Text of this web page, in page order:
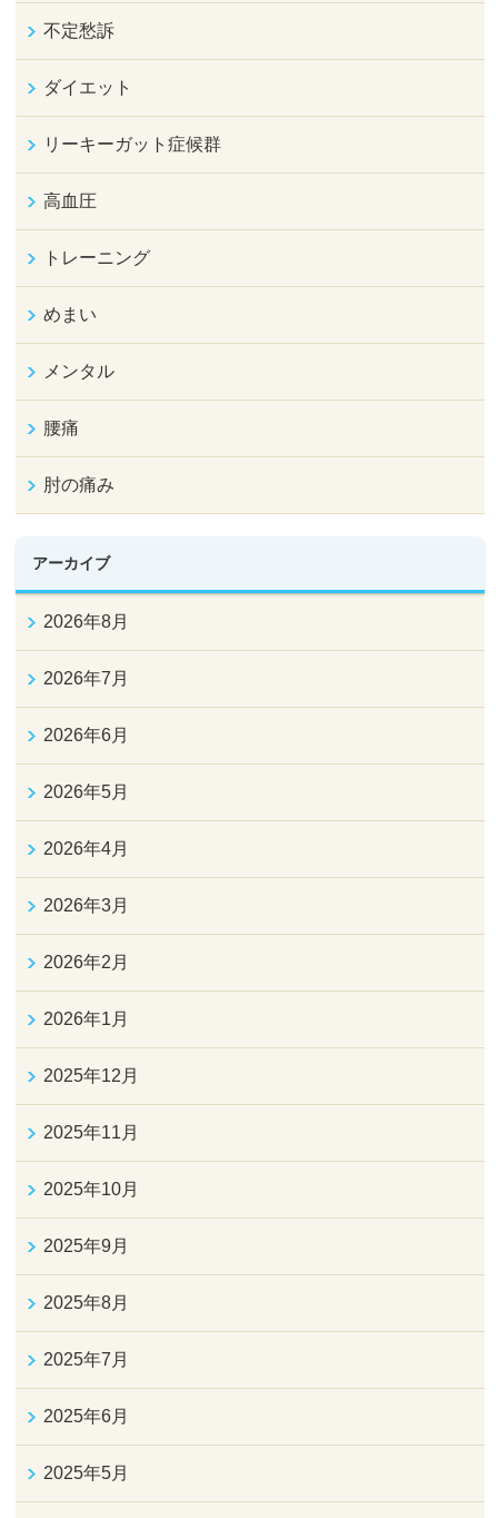
不定愁訴
ダイエット
リーキーガット症候群
高血圧
トレーニング
めまい
メンタル
腰痛
肘の痛み
アーカイブ
2026年8月
2026年7月
2026年6月
2026年5月
2026年4月
2026年3月
2026年2月
2026年1月
2025年12月
2025年11月
2025年10月
2025年9月
2025年8月
2025年7月
2025年6月
2025年5月